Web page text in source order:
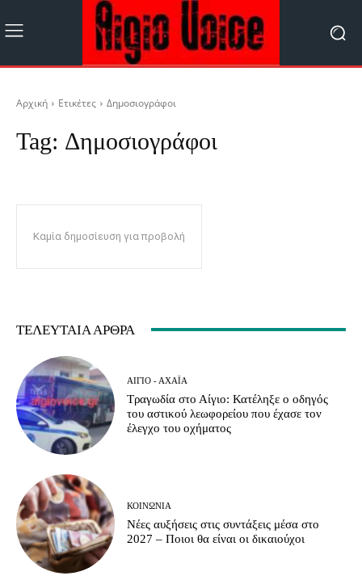
Αρχική Ετικέτες Δημοσιογράφοι
Tag: Δημοσιογράφοι
Καμία δημοσίευση για προβολή
ΤΕΛΕΥΤΑΊΑ ΆΡΘΡΑ
ΑΊΓΙΟ - ΑΧΑΪ́Α
Τραγωδία στο Αίγιο: Κατέληξε ο οδηγός
του αστικού λεωφορείου που έχασε τον
έλεγχο του οχήματος
ΚΟΙΝΩΝΊΑ
Νέες αυξήσεις στις συντάξεις μέσα στο
2027 – Ποιοι θα είναι οι δικαιούχοι